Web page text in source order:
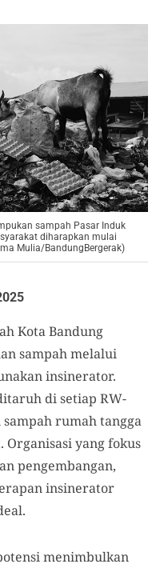
sampah Pasar Induk
diharapkan mulai
Mulia/BandungBergerak)
Kota Bandung
sampah melalui
insinerator.
di setiap RW-
rumah tangga
yang fokus
pengembangan,
insinerator
menimbulkan